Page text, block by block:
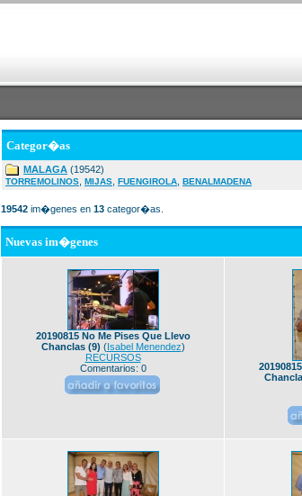
Categor�as
MALAGA (19542)
TORREMOLINOS MIJAS FUENGIROLA BENALMADENA
19542 im�genes en 13 categor�as.
Nuevas im�genes
20190815 No Me Pises Que Llevo
Chanclas (9) (Isabel Menendez)
RECURSOS
Comentarios: 0